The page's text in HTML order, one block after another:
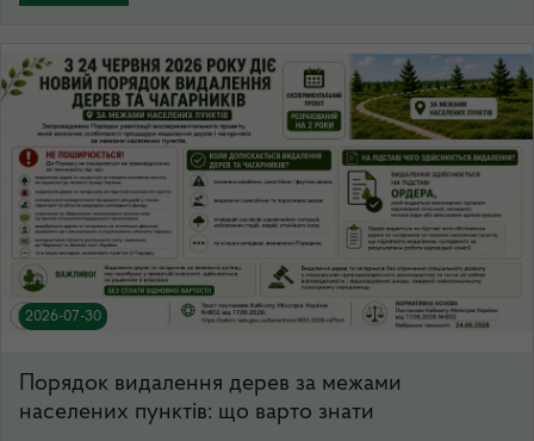
2026-07-30
Порядок видалення дерев за межами
населених пунктів: що варто знати